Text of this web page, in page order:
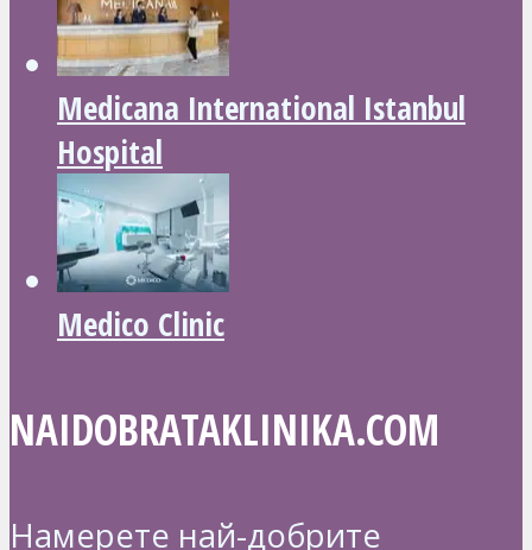
Medicana International Istanbul
Hospital
Medico Clinic
NAIDOBRATAKLINIKA.COM
Намерете най-добрите